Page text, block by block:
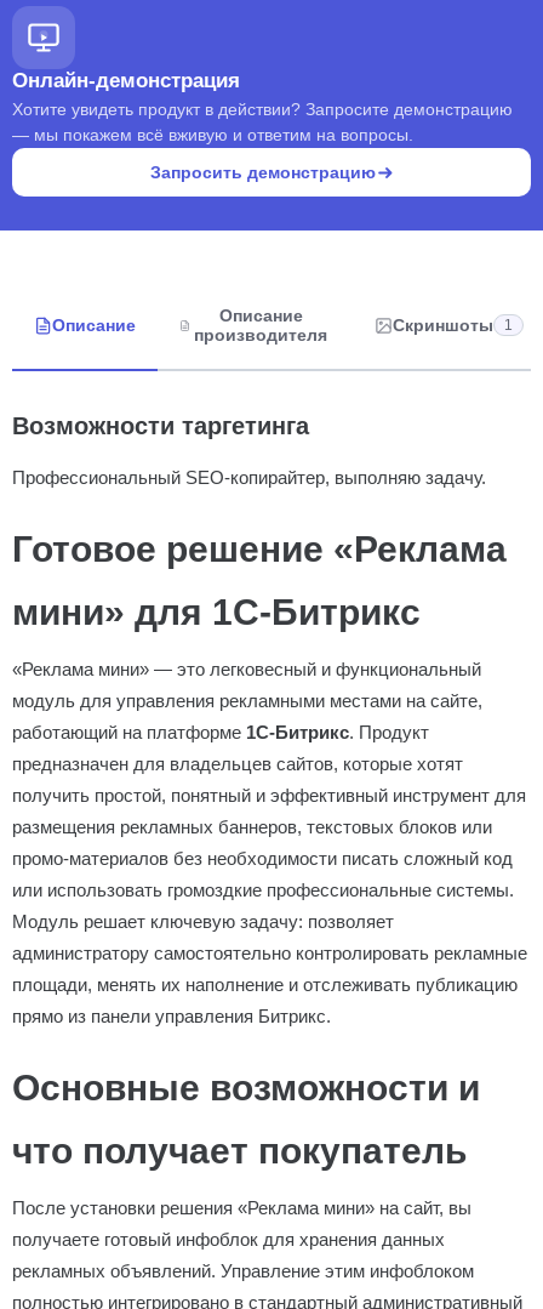
Онлайн-демонстрация
Хотите увидеть продукт в действии? Запросите демонстрацию
— мы покажем всё вживую и ответим на вопросы.
Запросить демонстрацию
Описание
Описание
производителя
Скриншоты 1
Возможности таргетинга
Профессиональный SEO-копирайтер, выполняю задачу.
Готовое решение «Реклама
мини» для 1С-Битрикс
«Реклама мини» — это легковесный и функциональный
модуль для управления рекламными местами на сайте,
работающий на платформе 1С-Битрикс. Продукт
предназначен для владельцев сайтов, которые хотят
получить простой, понятный и эффективный инструмент для
размещения рекламных баннеров, текстовых блоков или
промо-материалов без необходимости писать сложный код
или использовать громоздкие профессиональные системы.
Модуль решает ключевую задачу: позволяет
администратору самостоятельно контролировать рекламные
площади, менять их наполнение и отслеживать публикацию
прямо из панели управления Битрикс.
Основные возможности и
что получает покупатель
После установки решения «Реклама мини» на сайт, вы
получаете готовый инфоблок для хранения данных
рекламных объявлений. Управление этим инфоблоком
полностью интегрировано в стандартный административный